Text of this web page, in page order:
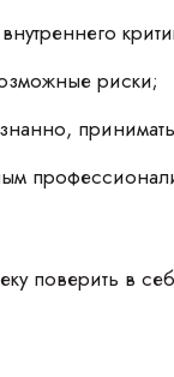
риски;
поверить в